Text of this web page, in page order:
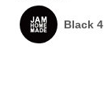
Black 4